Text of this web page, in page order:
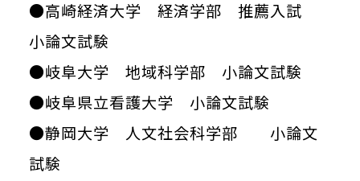
●高崎経済大学 経済学部 推薦入試
小論文試験
●岐阜大学 地域科学部 小論文試験
●岐阜県立看護大学 小論文試験
●静岡大学 人文社会科学部 小論文
試験